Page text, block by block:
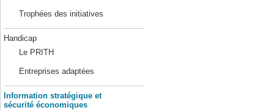
Trophées des initiatives
Handicap
Le PRITH
Entreprises adaptées
Information stratégique et
sécurité économiques